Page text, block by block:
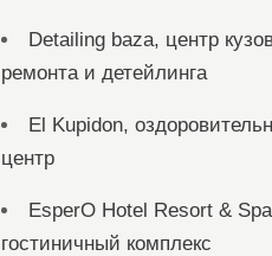
Detailing baza, центр
ремонта и детейлинга
El Kupidon,
центр
EsperO Hotel Resort &
гостиничный комплекс